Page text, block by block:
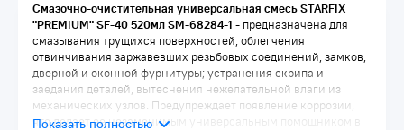
Смазочно-очистительная универсальная смесь STARFIX
"PREMIUM" SF-40 520мл SM-68284-1 - предназначена для
смазывания трущихся поверхностей, облегчения
отвинчивания заржавевших резьбовых соединений, замков,
дверной и оконной фурнитуры; устранения скрипа и
заедания деталей, вытеснения нежелательной влаги из
механических узлов. Предупреждает появление коррозии,
что делает ее незаменимым универсальным помощником в